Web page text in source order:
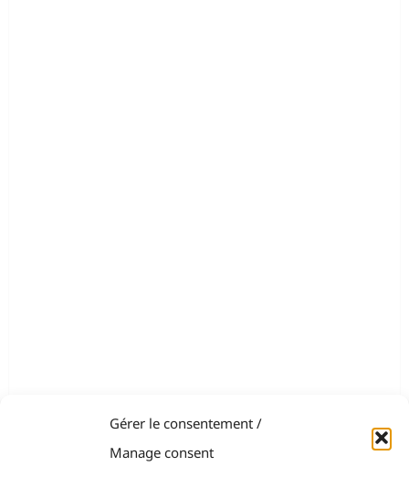
Gérer le consentement /
Manage consent